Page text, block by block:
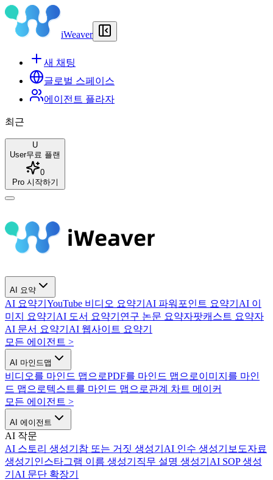
iWeaver
새 채팅
글로벌 스페이스
에이전트 플라자
최근
U
User무료 플랜
0
Pro 시작하기
AI 요약
AI 요약기 YouTube 비디오 요약기 AI 파워포인트 요약기 AI 이
미지 요약기 AI 도서 요약기 연구 논문 요약자팟캐스트 요약자
AI 문서 요약기 AI 웹사이트 요약기
모든 에이전트 >
AI 마인드맵
비디오를 마인드 맵으로PDF를 마인드 맵으로이미지를 마인
드 맵으로텍스트를 마인드 맵으로관계 차트 메이커
모든 에이전트 >
AI 에이전트
AI 작문
AI 스토리 생성기 참 또는 거짓 생성기 AI 인수 생성기 보도자료
생성기 인스타그램 이름 생성기 직무 설명 생성기 AI SOP 생성
기 AI 문단 확장기